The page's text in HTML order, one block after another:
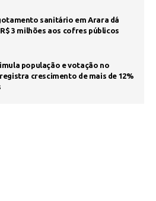
sanitário em Arara dá
3 milhões aos cofres públicos
população e votação no
registra crescimento de mais de 12%